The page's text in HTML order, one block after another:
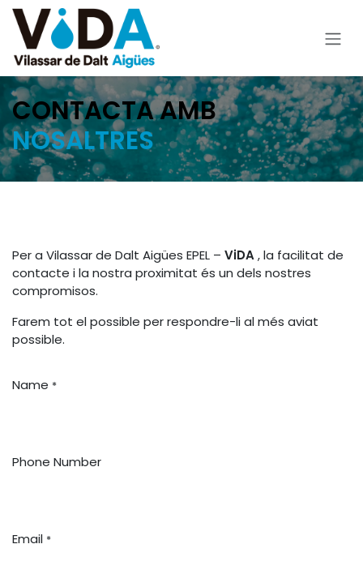
Skip to Content
CONTACTA AMB
NOSALTRES
Per a Vilassar de Dalt Aigües EPEL – ViDA, la facilitat de
contacte i la nostra proximitat és un dels nostres
compromisos.
Farem tot el possible per respondre-li al més aviat
possible.
Name *
Phone Number
Email *